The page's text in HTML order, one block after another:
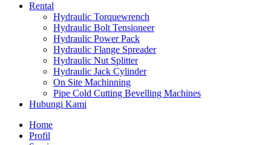
Rental
Hydraulic Torquewrench
Hydraulic Bolt Tensioneer
Hydraulic Power Pack
Hydraulic Flange Spreader
Hydraulic Nut Splitter
Hydraulic Jack Cylinder
On Site Machinning
Pipe Cold Cutting Bevelling Machines
Hubungi Kami
Home
Profil